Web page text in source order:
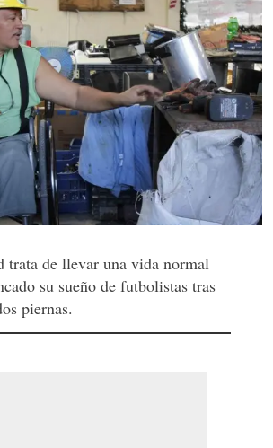
trata de llevar una vida normal
su sueño de futbolistas tras
piernas.